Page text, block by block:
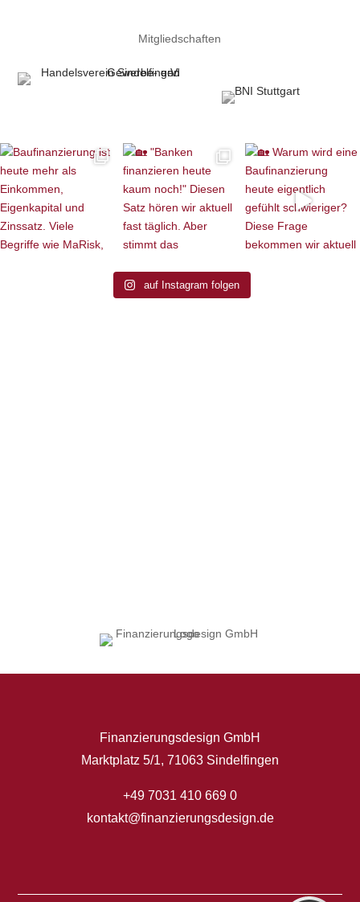
Mitgliedschaften
auf Instagram folgen
Finanzierungsdesign GmbH
Marktplatz 5/1, 71063 Sindelfingen
+49 7031 410 669 0
kontakt@finanzierungsdesign.de
Kundenbewertungen und Erfahrungen zu
Finanzierungsdesign GmbH